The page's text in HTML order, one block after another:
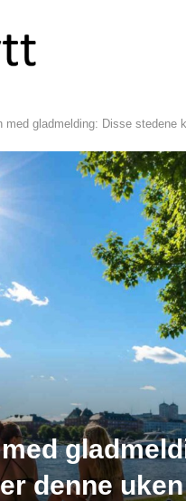
med gladmelding: Disse stedene
denne uken